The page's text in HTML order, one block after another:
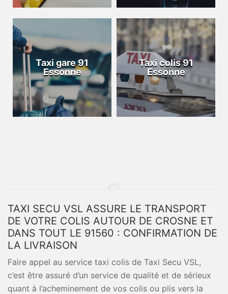
Taxi gare 91
Essonne
Taxi colis 91
Essonne
TAXI SECU VSL ASSURE LE TRANSPORT
DE VOTRE COLIS AUTOUR DE CROSNE ET
DANS TOUT LE 91560 : CONFIRMATION DE
LA LIVRAISON
Faire appel au service taxi colis de Taxi Secu VSL,
c’est être assuré d’un service de qualité et de sérieux
quant à l’acheminement de vos colis ou plis vers la